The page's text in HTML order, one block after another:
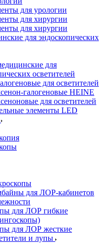
для урологии
для хирургии
для хирургии
для эндоскопических
для
осветителей
для осветителей
галогеновые HEINE
для осветителей
элементы LED
для ЛОР-кабинетов
для ЛОР гибкие
для ЛОР жесткие
и лупы